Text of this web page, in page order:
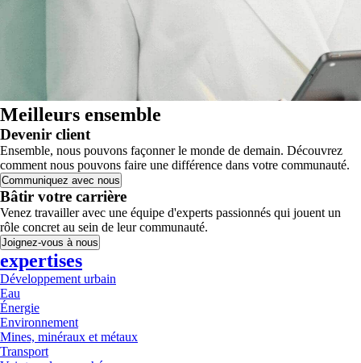
Meilleurs ensemble
Devenir client
Ensemble, nous pouvons façonner le monde de demain. Découvrez
comment nous pouvons faire une différence dans votre communauté.
Communiquez avec nous
Bâtir votre carrière
Venez travailler avec une équipe d'experts passionnés qui jouent un
rôle concret au sein de leur communauté.
Joignez-vous à nous
expertises
Développement urbain
Eau
Énergie
Environnement
Mines, minéraux et métaux
Transport